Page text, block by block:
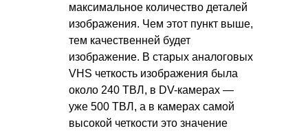
максимальное количество деталей
изображения. Чем этот пункт выше,
тем качественней будет
изображение. В старых аналоговых
VHS четкость изображения была
около 240 ТВЛ, в DV-камерах —
уже 500 ТВЛ, а в камерах самой
высокой четкости это значение